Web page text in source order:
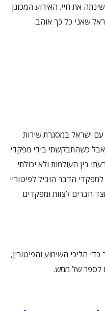
את חיי. האירוע המכונן
שאני כל כך אוהב.
ישראל במסגרת שירות
אבל כשהתבקשתי בידי מפקדי
בין העולמות ולא יכולתי
הדבר הוביל לפיטוריי
חברים לצוות ומפקדים
הליכי השימוע והפיטורין,
לספר של ממש.